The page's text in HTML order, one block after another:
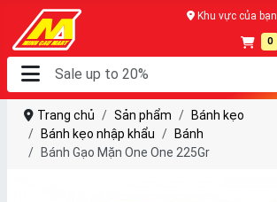
Khu vực của bạn
0
Trang chủ Sản phẩm
Bánh kẹo
Bánh kẹo nhập khẩu
Bánh
Bánh Gạo Mặn One One 225Gr